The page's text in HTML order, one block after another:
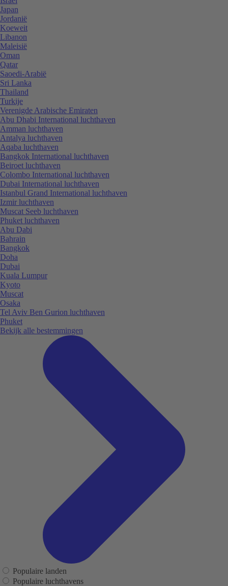
Japan
Jordanië
Koeweit
Libanon
Maleisië
Oman
Qatar
Saoedi-Arabië
Sri Lanka
Thailand
Turkije
Verenigde Arabische Emiraten
Abu Dhabi International luchthaven
Amman luchthaven
Antalya luchthaven
Aqaba luchthaven
Bangkok International luchthaven
Beiroet luchthaven
Colombo International luchthaven
Dubai International luchthaven
Istanbul Grand International luchthaven
Izmir luchthaven
Muscat Seeb luchthaven
Phuket luchthaven
Abu Dabi
Bahrain
Bangkok
Doha
Dubai
Kuala Lumpur
Kyoto
Muscat
Osaka
Tel Aviv Ben Gurion luchthaven
Phuket
Bekijk alle bestemmingen
Populaire landen
Populaire luchthavens